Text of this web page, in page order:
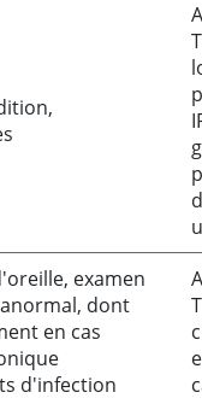
examen
dont
en cas
d'infection